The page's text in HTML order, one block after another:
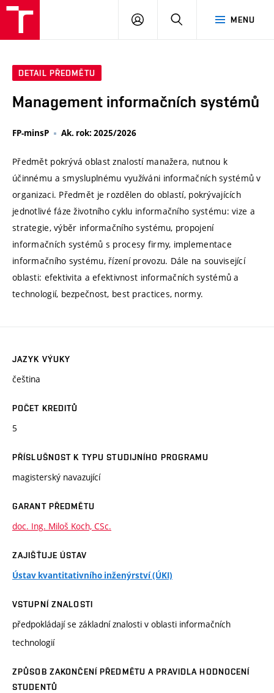
MENU
PŘIHLÁSIT
DETAIL PŘEDMĚTU
Management informačních systémů
FP-minsP Ak. rok: 2025/2026
Předmět pokrývá oblast znalostí manažera, nutnou k
účinnému a smysluplnému využíváni informačních systémů v
organizaci. Předmět je rozdělen do oblastí, pokrývajících
jednotlivé fáze životního cyklu informačního systému: vize a
strategie, výběr informačního systému, propojení
informačních systémů s procesy firmy, implementace
informačního systému, řízení provozu. Dále na související
oblasti: efektivita a efektivnost informačních systémů a
technologií, bezpečnost, best practices, normy.
JAZYK VÝUKY
čeština
POČET KREDITŮ
5
PŘÍSLUŠNOST K TYPU STUDIJNÍHO PROGRAMU
magisterský navazující
GARANT PŘEDMĚTU
doc. Ing. Miloš Koch, CSc.
ZAJIŠŤUJE ÚSTAV
Ústav kvantitativního inženýrství (ÚKI)
VSTUPNÍ ZNALOSTI
předpokládají se základní znalosti v oblasti informačních
technologií
ZPŮSOB ZAKONČENÍ PŘEDMĚTU A PRAVIDLA HODNOCENÍ
STUDENTŮ